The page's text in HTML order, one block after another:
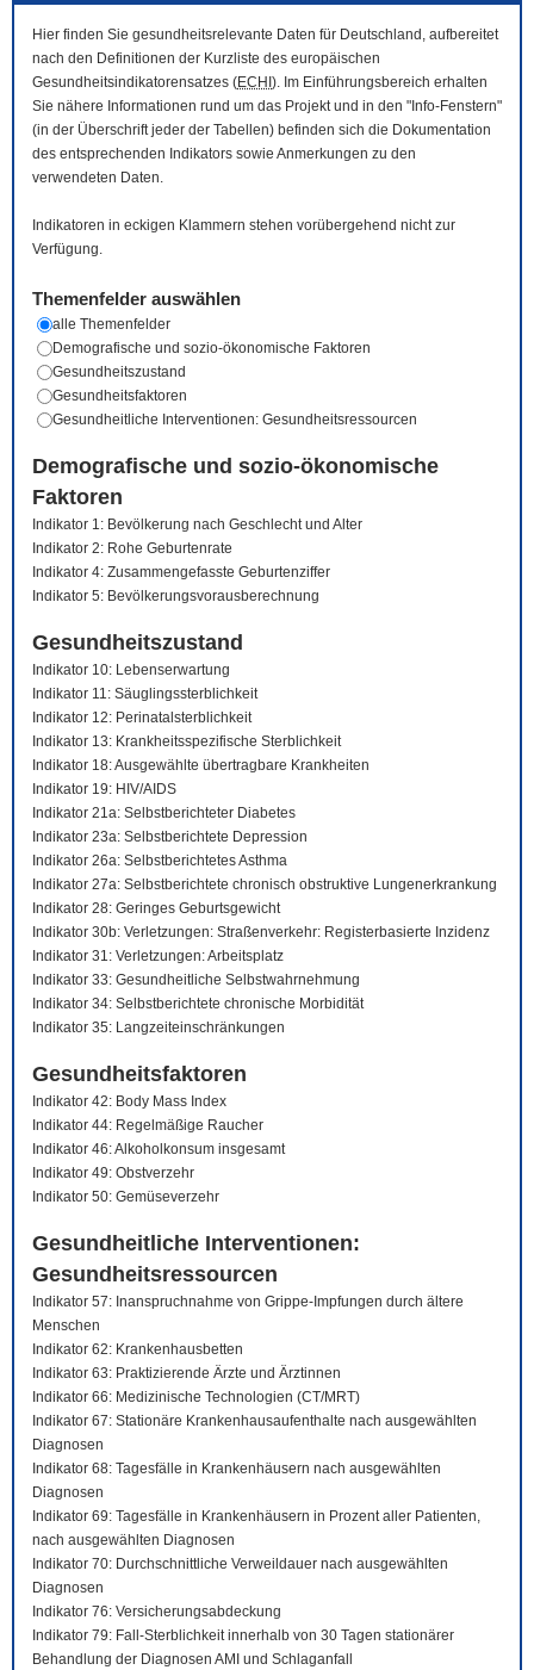
Hier finden Sie gesundheitsrelevante Daten für Deutschland, aufbereitet
nach den Definitionen der Kurzliste des europäischen
Gesundheitsindikatorensatzes (ECHI ). Im Einführungsbereich erhalten
Sie nähere Informationen rund um das Projekt und in den "Info-Fenstern"
(in der Überschrift jeder der Tabellen) befinden sich die Dokumentation
des entsprechenden Indikators sowie Anmerkungen zu den
verwendeten Daten.
Indikatoren in eckigen Klammern stehen vorübergehend nicht zur
Verfügung.
Themenfelder auswählen
alle Themenfelder
Demografische und sozio-ökonomische Faktoren
Gesundheitszustand
Gesundheitsfaktoren
Gesundheitliche Interventionen: Gesundheitsressourcen
Demografische und sozio-ökonomische
Faktoren
Indikator 1: Bevölkerung nach Geschlecht und Alter
Indikator 2: Rohe Geburtenrate
Indikator 4: Zusammengefasste Geburtenziffer
Indikator 5: Bevölkerungsvorausberechnung
Gesundheitszustand
Indikator 10: Lebenserwartung
Indikator 11: Säuglingssterblichkeit
Indikator 12: Perinatalsterblichkeit
Indikator 13: Krankheitsspezifische Sterblichkeit
Indikator 18: Ausgewählte übertragbare Krankheiten
Indikator 19: HIV/AIDS
Indikator 21a: Selbstberichteter Diabetes
Indikator 23a: Selbstberichtete Depression
Indikator 26a: Selbstberichtetes Asthma
Indikator 27a: Selbstberichtete chronisch obstruktive Lungenerkrankung
Indikator 28: Geringes Geburtsgewicht
Indikator 30b: Verletzungen: Straßenverkehr: Registerbasierte Inzidenz
Indikator 31: Verletzungen: Arbeitsplatz
Indikator 33: Gesundheitliche Selbstwahrnehmung
Indikator 34: Selbstberichtete chronische Morbidität
Indikator 35: Langzeiteinschränkungen
Gesundheitsfaktoren
Indikator 42: Body Mass Index
Indikator 44: Regelmäßige Raucher
Indikator 46: Alkoholkonsum insgesamt
Indikator 49: Obstverzehr
Indikator 50: Gemüseverzehr
Gesundheitliche Interventionen:
Gesundheitsressourcen
Indikator 57: Inanspruchnahme von Grippe-Impfungen durch ältere
Menschen
Indikator 62: Krankenhausbetten
Indikator 63: Praktizierende Ärzte und Ärztinnen
Indikator 66: Medizinische Technologien (CT/MRT)
Indikator 67: Stationäre Krankenhausaufenthalte nach ausgewählten
Diagnosen
Indikator 68: Tagesfälle in Krankenhäusern nach ausgewählten
Diagnosen
Indikator 69: Tagesfälle in Krankenhäusern in Prozent aller Patienten,
nach ausgewählten Diagnosen
Indikator 70: Durchschnittliche Verweildauer nach ausgewählten
Diagnosen
Indikator 76: Versicherungsabdeckung
Indikator 79: Fall-Sterblichkeit innerhalb von 30 Tagen stationärer
Behandlung der Diagnosen AMI und Schlaganfall